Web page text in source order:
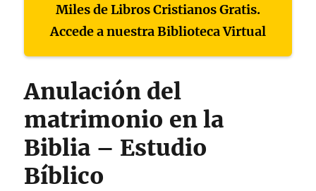
Miles de Libros Cristianos Gratis.
Accede a nuestra Biblioteca Virtual
Anulación del
matrimonio en la
Biblia – Estudio
Bíblico